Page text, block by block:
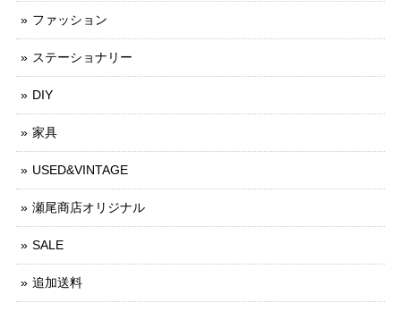
ファッション
ステーショナリー
DIY
家具
USED&VINTAGE
瀬尾商店オリジナル
SALE
追加送料